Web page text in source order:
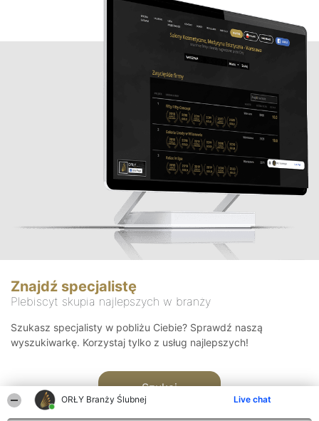
ORŁY Branży Ślubnej Live chat
Znajdź specjalistę
Plebiscyt skupia najlepszych w branży
Szukasz specjalisty w pobliżu Ciebie? Sprawdź naszą
wyszukiwarkę. Korzystaj tylko z usług najlepszych!
Szukaj